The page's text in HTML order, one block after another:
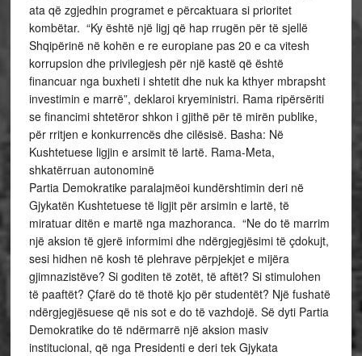
ata që zgjedhin programet e përcaktuara si prioritet
kombëtar. “Ky është një ligj që hap rrugën për të sjellë
Shqipërinë në kohën e re europiane pas 20 e ca vitesh
korrupsion dhe privilegjesh për një kastë që është
financuar nga buxheti i shtetit dhe nuk ka kthyer mbrapsht
investimin e marrë”, deklaroi kryeministri. Rama ripërsëriti
se financimi shtetëror shkon i gjithë për të mirën publike,
për rritjen e konkurrencës dhe cilësisë. Basha: Në
Kushtetuese ligjin e arsimit të lartë. Rama-Meta,
shkatërruan autonominë
Partia Demokratike paralajmëoi kundërshtimin deri në
Gjykatën Kushtetuese të ligjit për arsimin e lartë, të
miratuar ditën e martë nga mazhoranca. “Ne do të marrim
një aksion të gjerë informimi dhe ndërgjegjësimi të çdokujt,
sesi hidhen në kosh të plehrave përpjekjet e mijëra
gjimnazistëve? Si goditen të zotët, të aftët? Si stimulohen
të paaftët? Çfarë do të thotë kjo për studentët? Një fushatë
ndërgjegjësuese që nis sot e do të vazhdojë. Së dyti Partia
Demokratike do të ndërmarrë një aksion masiv
institucional, që nga Presidenti e deri tek Gjykata